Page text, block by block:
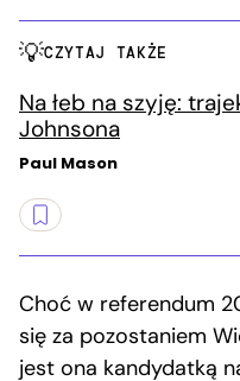
CZYTAJ TAKŻE
Na łeb na szyję:
Johnsona
Paul Mason
Choć w referendum
się za pozostaniem
jest ona kandydatką